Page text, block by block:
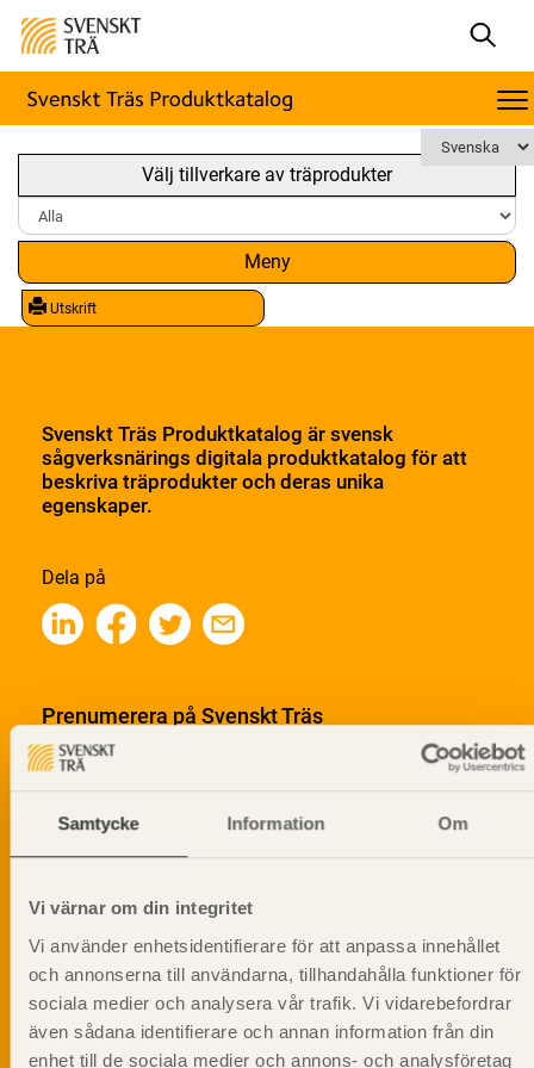
Samtycke Information Om
Vi värnar om din integritet
Vi använder enhetsidentifierare för att anpassa innehållet
och annonserna till användarna, tillhandahålla funktioner för
sociala medier och analysera vår trafik. Vi vidarebefordrar
även sådana identifierare och annan information från din
enhet till de sociala medier och annons- och analysföretag
Välj tillverkare av träprodukter
Meny
Utskrift
Svenskt Träs Produktkatalog är svensk
sågverksnärings digitala produktkatalog för att
beskriva träprodukter och deras unika
egenskaper.
Dela på
Prenumerera på Svenskt Träs
informationsutskick!